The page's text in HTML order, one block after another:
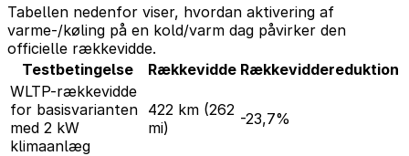
Tabellen nedenfor viser, hvordan aktivering af
varme-/køling på en kold/varm dag påvirker den
officielle rækkevidde.
Testbetingelse
Rækkevidde Rækkeviddereduktion
WLTP-rækkevidde
for basisvarianten
med 2 kW
klimaanlæg
422 km (262
mi)
-23,7%